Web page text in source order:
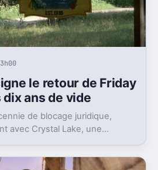
le retour de Friday
ans de vide
de blocage juridique,
avec Crystal Lake, une